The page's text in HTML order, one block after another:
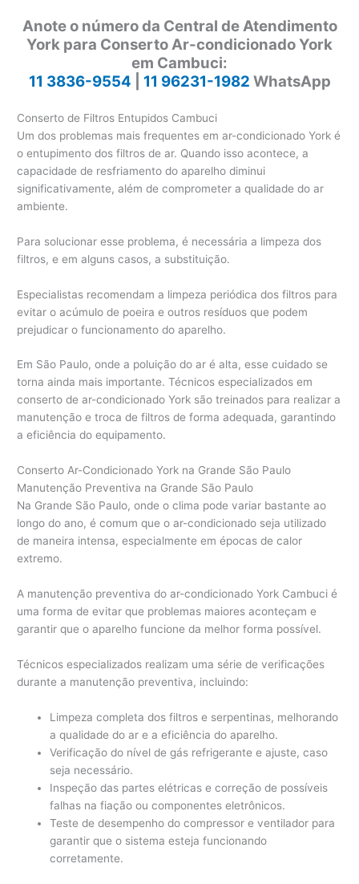
Anote o número da Central de Atendimento
York para Conserto Ar-condicionado York
em Cambuci:
11 3836-9554
11 96231-1982 WhatsApp
Conserto de Filtros Entupidos Cambuci
Um dos problemas mais frequentes em ar-condicionado York é
o entupimento dos filtros de ar. Quando isso acontece, a
capacidade de resfriamento do aparelho diminui
significativamente, além de comprometer a qualidade do ar
ambiente.
Para solucionar esse problema, é necessária a limpeza dos
filtros, e em alguns casos, a substituição.
Especialistas recomendam a limpeza periódica dos filtros para
evitar o acúmulo de poeira e outros resíduos que podem
prejudicar o funcionamento do aparelho.
Em São Paulo, onde a poluição do ar é alta, esse cuidado se
torna ainda mais importante. Técnicos especializados em
conserto de ar-condicionado York são treinados para realizar a
manutenção e troca de filtros de forma adequada, garantindo
a eficiência do equipamento.
Conserto Ar-Condicionado York na Grande São Paulo
Manutenção Preventiva na Grande São Paulo
Na Grande São Paulo, onde o clima pode variar bastante ao
longo do ano, é comum que o ar-condicionado seja utilizado
de maneira intensa, especialmente em épocas de calor
extremo.
A manutenção preventiva do ar-condicionado York Cambuci é
uma forma de evitar que problemas maiores aconteçam e
garantir que o aparelho funcione da melhor forma possível.
Técnicos especializados realizam uma série de verificações
durante a manutenção preventiva, incluindo:
Limpeza completa dos filtros e serpentinas, melhorando
a qualidade do ar e a eficiência do aparelho.
Verificação do nível de gás refrigerante e ajuste, caso
seja necessário.
Inspeção das partes elétricas e correção de possíveis
falhas na fiação ou componentes eletrônicos.
Teste de desempenho do compressor e ventilador para
garantir que o sistema esteja funcionando
corretamente.